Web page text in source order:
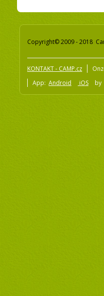
Copyright© 2009 - 2018
KONTAKT - CAMP.cz
App: Android iOS by